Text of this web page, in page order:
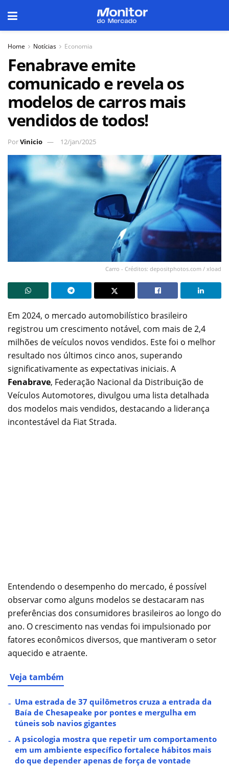
Home Notícias Economia
Fenabrave emite
comunicado e revela os
modelos de carros mais
vendidos de todos!
PorVinicio 12/jan/2025
Carro - Créditos: depositphotos.com / xload
Em 2024, o mercado automobilístico brasileiro
registrou um crescimento notável, com mais de 2,4
milhões de veículos novos vendidos. Este foi o melhor
resultado nos últimos cinco anos, superando
significativamente as expectativas iniciais. A
Fenabrave, Federação Nacional da Distribuição de
Veículos Automotores, divulgou uma lista detalhada
dos modelos mais vendidos, destacando a liderança
incontestável da Fiat Strada.
Entendendo o desempenho do mercado, é possível
observar como alguns modelos se destacaram nas
preferências dos consumidores brasileiros ao longo do
ano. O crescimento nas vendas foi impulsionado por
fatores econômicos diversos, que mantiveram o setor
aquecido e atraente.
Veja também
Uma estrada de 37 quilômetros cruza a entrada da
Baía de Chesapeake por pontes e mergulha em
túneis sob navios gigantes
A psicologia mostra que repetir um comportamento
em um ambiente específico fortalece hábitos mais
do que depender apenas de força de vontade